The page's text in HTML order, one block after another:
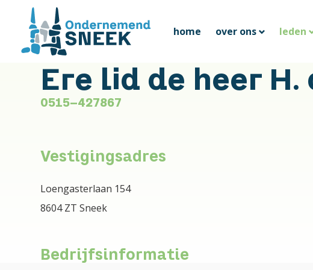
home over ons leden
Ere lid de heer H.
0515-427867
Vestigingsadres
Loengasterlaan 154
8604 ZT Sneek
Bedrijfsinformatie